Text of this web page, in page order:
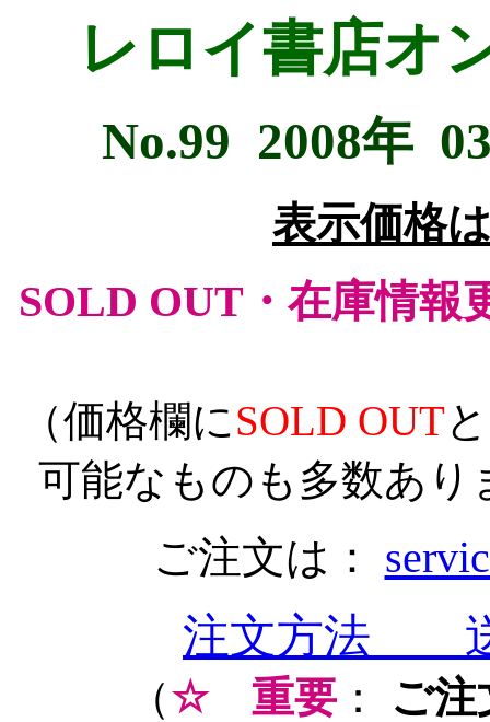
レロイ書店オ
No.99 2008年
表示価格
SOLD OUT・在庫情報
（価格欄にSOLD OUT
可能なものも多数あ
ご注文は：
注文方法
（☆ 重要： ご